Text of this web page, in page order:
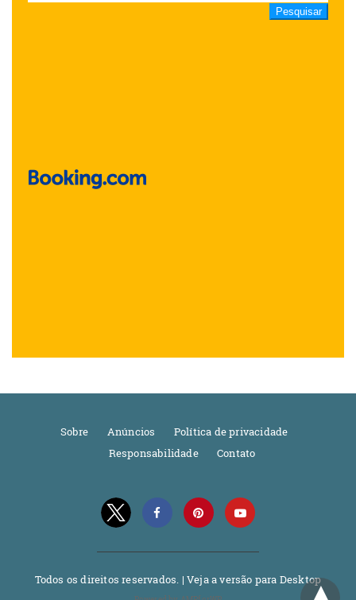
Sobre Anúncios
Política de privacidade
Responsabilidade
Contato
Todos os direitos reservados. |Veja a versão para Desktop